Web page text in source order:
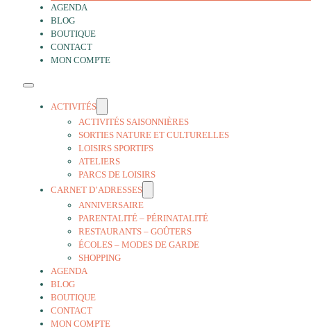
AGENDA
BLOG
BOUTIQUE
CONTACT
MON COMPTE
ACTIVITÉS
ACTIVITÉS SAISONNIÈRES
SORTIES NATURE ET CULTURELLES
LOISIRS SPORTIFS
ATELIERS
PARCS DE LOISIRS
CARNET D’ADRESSES
ANNIVERSAIRE
PARENTALITÉ – PÉRINATALITÉ
RESTAURANTS – GOÛTERS
ÉCOLES – MODES DE GARDE
SHOPPING
AGENDA
BLOG
BOUTIQUE
CONTACT
MON COMPTE